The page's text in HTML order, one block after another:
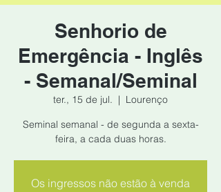
Senhorio de
Emergência - Inglês
- Semanal/Seminal
ter., 15 de jul.
  |
Lourenço
Seminal semanal - de segunda a sexta-
feira, a cada duas horas.
Os ingressos não estão à venda